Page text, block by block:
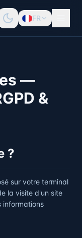
FR
—
&
?
sur votre terminal
la visite d'un site
informations